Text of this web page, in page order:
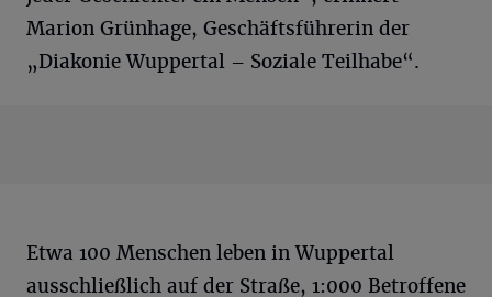
Marion Grünhage, Geschäftsführerin der
„Diakonie Wuppertal – Soziale Teilhabe“.
Etwa 100 Menschen leben in Wuppertal
ausschließlich auf der Straße, 1:000 Betroffene